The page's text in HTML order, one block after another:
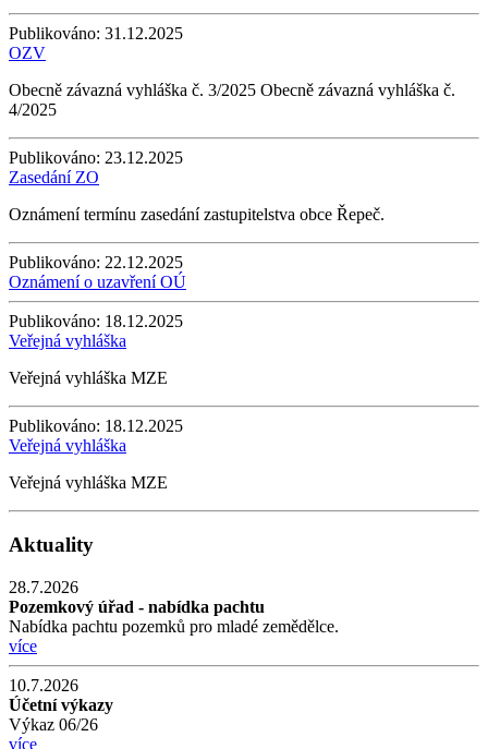
Publikováno: 31.12.2025
OZV
Obecně závazná vyhláška č. 3/2025 Obecně závazná vyhláška č.
4/2025
Publikováno: 23.12.2025
Zasedání ZO
Oznámení termínu zasedání zastupitelstva obce Řepeč.
Publikováno: 22.12.2025
Oznámení o uzavření OÚ
Publikováno: 18.12.2025
Veřejná vyhláška
Veřejná vyhláška MZE
Publikováno: 18.12.2025
Veřejná vyhláška
Veřejná vyhláška MZE
Aktuality
28.7.2026
Pozemkový úřad - nabídka pachtu
Nabídka pachtu pozemků pro mladé zemědělce.
více
10.7.2026
Účetní výkazy
Výkaz 06/26
více